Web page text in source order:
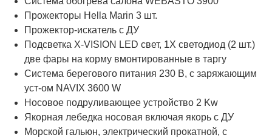
Прожекторы Hella Marin 3 шт.
Прожектор-искатель с ДУ
Подсветка X-VISION LED свет, 1X светодиод (2 шт.)
две фары на корму вмонтированные в таргу
Система берегового питания 230 В, с заряжающим
уст-ом NAVIX 3600 W
Носовое подруливающее устройство 2 Kw
Якорная лебедка носовая включая якорь с ДУ
Морской гальюн, электрический прокатной, с